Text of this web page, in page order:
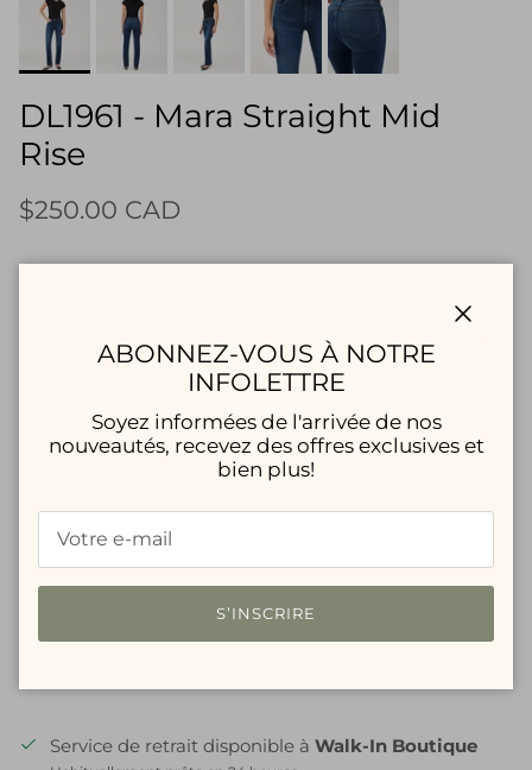
DL1961 - Mara Straight Mid
Rise
$250.00 CAD
26
Service de retrait disponible à Walk-In Boutique
ABONNEZ-VOUS À NOTRE
INFOLETTRE
Soyez informées de l'arrivée de nos
nouveautés, recevez des offres exclusives et
bien plus!
S’INSCRIRE